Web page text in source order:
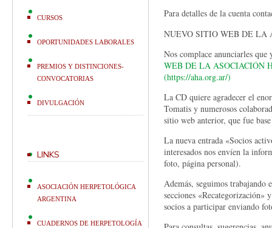
Para detalles de la cuenta
NUEVO SITIO WEB DE LA
Nos complace anunciarles
WEB DE LA ASOCIACIÓN
(https://aha.org.ar/)
La CD quiere agradecer el
Tomatis y numerosos
sitio web anterior, que fue
La nueva entrada «Socios
interesados nos envíen la
foto, página personal).
Además, seguimos trabajando
secciones «Recategorización»
socios a participar enviando
CURSOS
OPORTUNIDADES LABORALES
PREMIOS Y DISTINCIONES-
CONVOCATORIAS
DIVULGACIÓN
LINKS
ASOCIACIÓN HERPETOLÓGICA
ARGENTINA
CUADERNOS DE HERPETOLOGÍA